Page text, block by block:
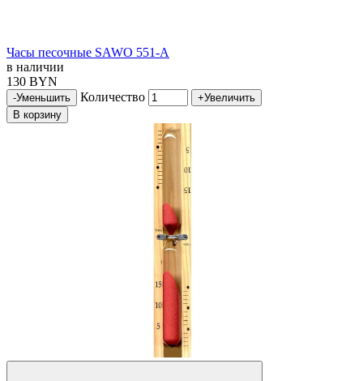
Часы песочные SAWO 551-A
в наличии
130 BYN
-Уменьшить Количество +Увеличить
В корзину